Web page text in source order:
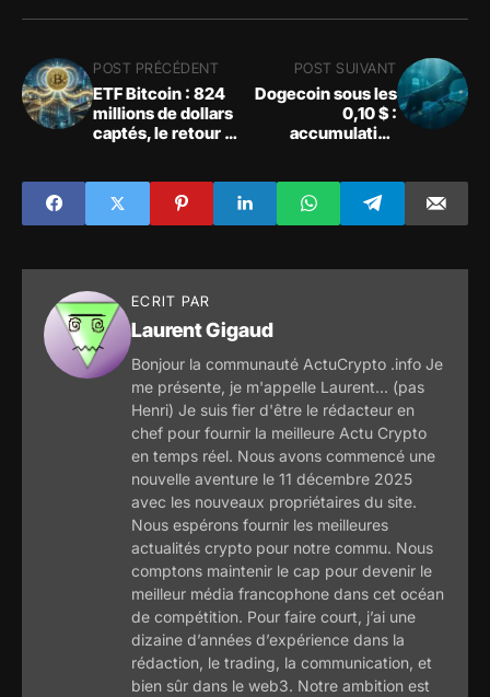
POST PRÉCÉDENT
ETF Bitcoin : 824
millions de dollars
captés, le retour en
POST SUIVANT
Dogecoin sous les
0,10 $ :
accumulation
à la résistance
ECRIT PAR
Laurent Gigaud
Bonjour la communauté ActuCrypto .info Je
me présente, je m'appelle Laurent... (pas
Henri) Je suis fier d'être le rédacteur en
chef pour fournir la meilleure Actu Crypto
en temps réel. Nous avons commencé une
nouvelle aventure le 11 décembre 2025
avec les nouveaux propriétaires du site.
Nous espérons fournir les meilleures
actualités crypto pour notre commu. Nous
comptons maintenir le cap pour devenir le
meilleur média francophone dans cet océan
de compétition. Pour faire court, j’ai une
dizaine d’années d’expérience dans la
rédaction, le trading, la communication, et
bien sûr dans le web3. Notre ambition est